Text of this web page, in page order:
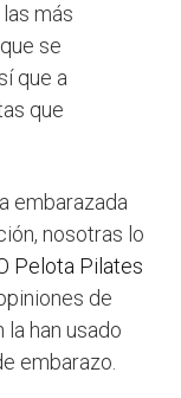
más
se
que a
que
embarazada
nosotras lo
Pelota Pilates
de
han usado
embarazo.